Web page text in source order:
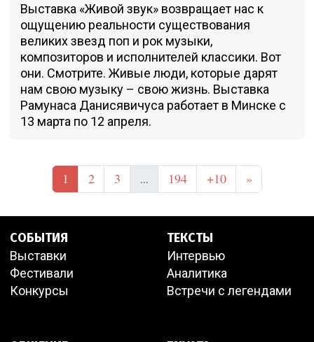
Выставка «Живой звук» возвращает нас к
ощущению реальности существования
великих звезд поп и рок музыки,
композиторов и исполнителей классики. Вот
они. Смотрите. Живые люди, которые дарят
нам свою музыку – свою жизнь. Выставка
Рамунаса Данисявичуса работает в Минске с
13 марта по 12 апреля.
1 2 3 ... 194 +10 »
СОБЫТИЯ
Выставки
Фестивали
Конкурсы
ТЕКСТЫ
Интервью
Аналитика
Встречи с легендами